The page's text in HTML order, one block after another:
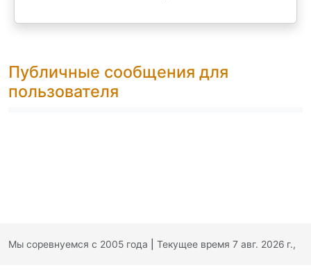
Публичные сообщения для
пользователя
Мы соревнуемся с 2005 года Текущее время 7 авг. 2026 г.,